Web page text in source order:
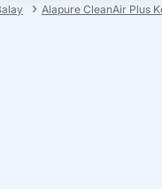
Alapure CleanAir Plus